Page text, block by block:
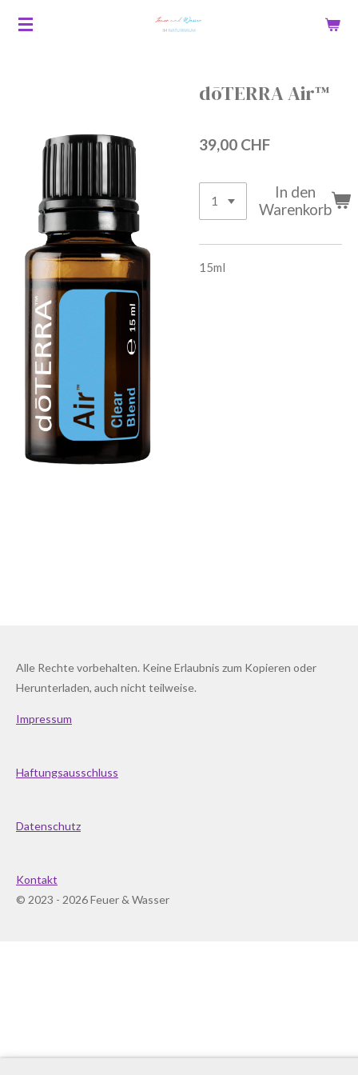
Zum
dōTERRA Air™
39,00 CHF
In den
Warenkorb
15ml
Alle Rechte vorbehalten. Keine Erlaubnis zum Kopieren oder
Herunterladen, auch nicht teilweise.
Impressum
Haftungsausschluss
Datenschutz
Kontakt
© 2023 - 2026 Feuer & Wasser